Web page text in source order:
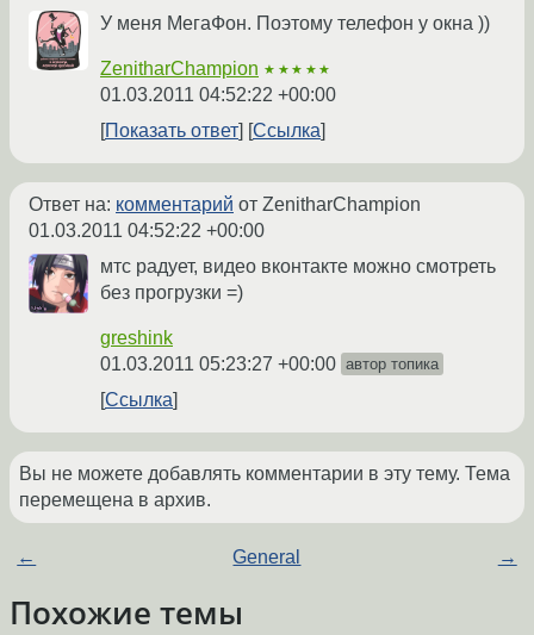
У меня МегаФон. Поэтому телефон у окна ))
ZenitharChampion ★★★★★
01.03.2011 04:52:22 +00:00
Показать ответ
Ссылка
Ответ на: комментарий от ZenitharChampion
01.03.2011 04:52:22 +00:00
мтс радует, видео вконтакте можно смотреть
без прогрузки =)
greshink
01.03.2011 05:23:27 +00:00 автор топика
Ссылка
Вы не можете добавлять комментарии в эту тему. Тема
перемещена в архив.
← General →
Похожие темы